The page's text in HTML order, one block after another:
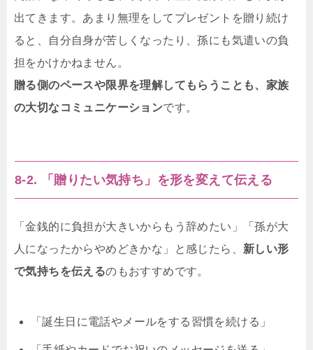
出てきます。あまり無理をしてプレゼントを贈り続け
ると、自分自身が苦しくなったり、孫にも気遣いの負
担をかけかねません。
贈る側のペースや限界を理解してもらうことも、家族
の大切なコミュニケーションです。
8-2. 「贈りたい気持ち」を形を変えて伝える
「金銭的に負担が大きいからもう辞めたい」「孫が大
人になったからやめどきかな」と感じたら、 新しい形
で気持ちを伝えるのもおすすめです。
「誕生日に電話やメールをする習慣を続ける」